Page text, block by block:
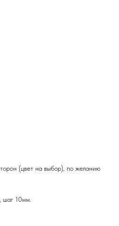
(цвет на выбор), по желанию
10мм.